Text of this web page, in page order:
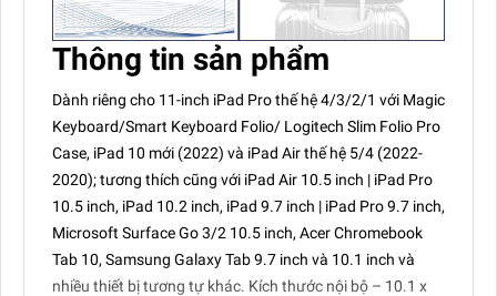
Thông tin sản phẩm
Dành riêng cho 11-inch iPad Pro thế hệ 4/3/2/1 với Magic
Keyboard/Smart Keyboard Folio/ Logitech Slim Folio Pro
Case, iPad 10 mới (2022) và iPad Air thế hệ 5/4 (2022-
2020); tương thích cũng với iPad Air 10.5 inch | iPad Pro
10.5 inch, iPad 10.2 inch, iPad 9.7 inch | iPad Pro 9.7 inch,
Microsoft Surface Go 3/2 10.5 inch, Acer Chromebook
Tab 10, Samsung Galaxy Tab 9.7 inch và 10.1 inch và
nhiều thiết bị tương tự khác. Kích thước nội bộ – 10.1 x